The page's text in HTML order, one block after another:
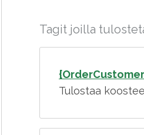
Tagit joilla
Tulostaa